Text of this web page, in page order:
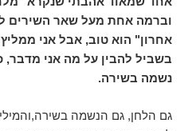
בוב
דילן
ועוד
וברמה אחת מעל שאר השירים
אחרון" הוא טוב, אבל אני
בשביל להבין על מה אני מדבר,
נשמה בשירה.
גם הלחן, גם הנשמה